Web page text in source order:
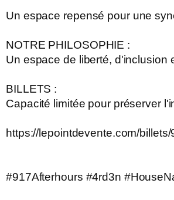
Un espace repensé pour une
NOTRE PHILOSOPHIE :
Un espace de liberté, d'inclusion
BILLETS :
Capacité limitée pour préserver
https://lepointdevente.com/
#917Afterhours #4rd3n